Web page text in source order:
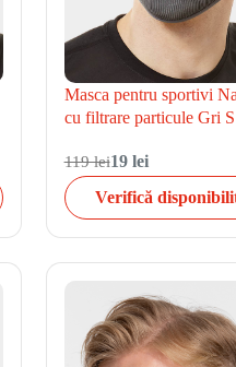
Masca pentru sportivi
cu filtrare particule Gri S
119 lei19 lei
Verifică